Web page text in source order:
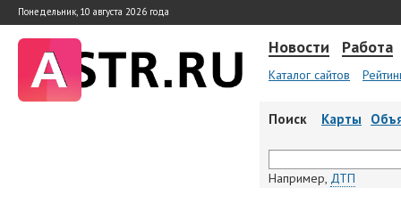
Понедельник, 10 августа 2026 года
Новости Работа
Каталог сайтов
Поиск Карты
Например, ДТП